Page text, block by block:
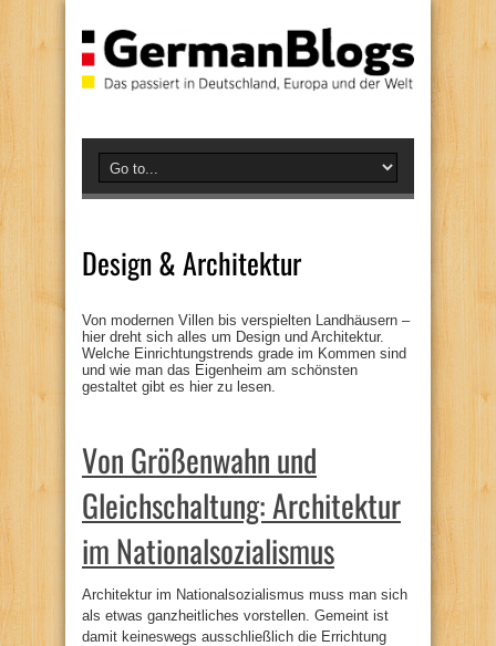
Design & Architektur
Von modernen Villen bis verspielten Landhäusern –
hier dreht sich alles um Design und Architektur.
Welche Einrichtungstrends grade im Kommen sind
und wie man das Eigenheim am schönsten
gestaltet gibt es hier zu lesen.
Von Größenwahn und
Gleichschaltung: Architektur
im Nationalsozialismus
Architektur im Nationalsozialismus muss man sich
als etwas ganzheitliches vorstellen. Gemeint ist
damit keineswegs ausschließlich die Errichtung